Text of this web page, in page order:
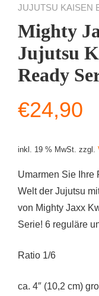
JUJUTSU KAISEN
Mighty
Jujutsu
Ready
€24,90
inkl. 19 % MwSt. zzgl.
Umarmen Sie Ihre
Welt der Jujutsu
von Mighty Jaxx
Serie! 6 reguläre
Ratio 1/6
ca. 4″ (10,2 cm)